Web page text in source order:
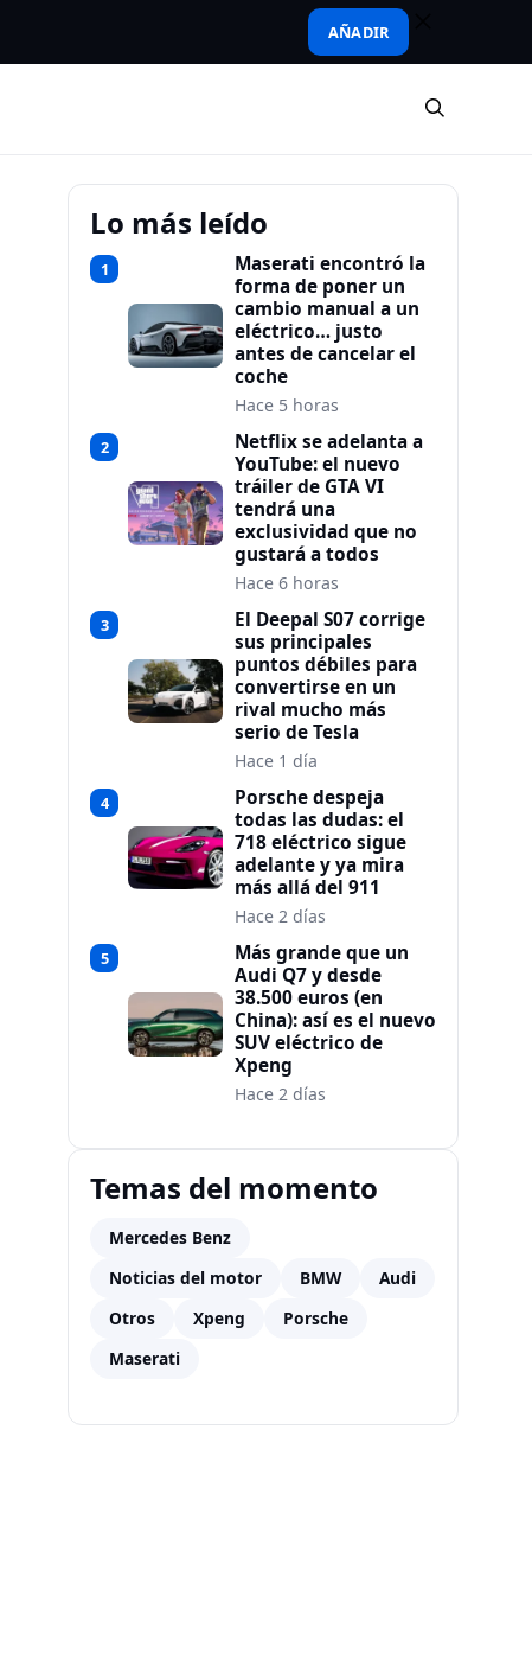
AÑADIR
Lo más leído
1
Maserati encontró la
forma de poner un
cambio manual a un
eléctrico… justo
antes de cancelar el
coche
Hace 5 horas
2
Netflix se adelanta a
YouTube: el nuevo
tráiler de GTA VI
tendrá una
exclusividad que no
gustará a todos
Hace 6 horas
3
El Deepal S07 corrige
sus principales
puntos débiles para
convertirse en un
rival mucho más
serio de Tesla
Hace 1 día
4
Porsche despeja
todas las dudas: el
718 eléctrico sigue
adelante y ya mira
más allá del 911
Hace 2 días
5
Más grande que un
Audi Q7 y desde
38.500 euros (en
China): así es el nuevo
SUV eléctrico de
Xpeng
Hace 2 días
Temas del momento
Mercedes Benz
Noticias del motor
BMW
Audi
Otros
Xpeng
Porsche
Maserati